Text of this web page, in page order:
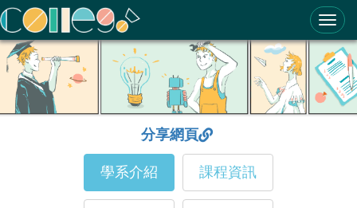
ColleGo! 大學選才與高中育才輔助系統
分享網頁
學系介紹 課程資訊